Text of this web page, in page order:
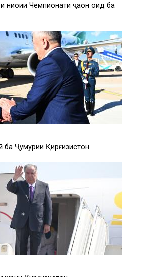
ниҳоии Чемпионати ҷаҳон оид ба
Ҷумҳурии Қирғизистон